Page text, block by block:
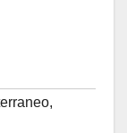
,